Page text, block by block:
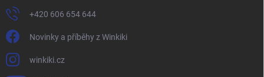
+420 606 654 644
Novinky a příběhy z Winkiki
winkiki.cz